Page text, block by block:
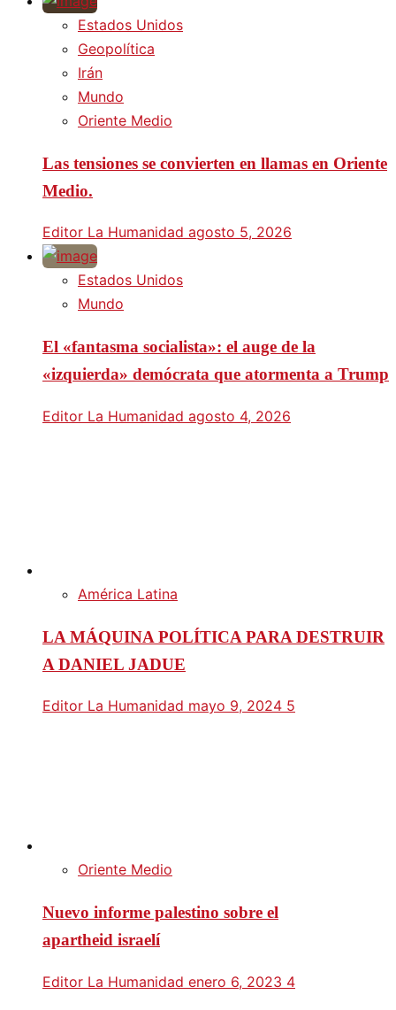
Estados Unidos
Geopolítica
Irán
Mundo
Oriente Medio
Las tensiones se convierten en llamas en Oriente
Medio.
Editor La Humanidad agosto 5, 2026
Estados Unidos
Mundo
El «fantasma socialista»: el auge de la
«izquierda» demócrata que atormenta a Trump
Editor La Humanidad agosto 4, 2026
América Latina
LA MÁQUINA POLÍTICA PARA DESTRUIR
A DANIEL JADUE
Editor La Humanidad mayo 9, 2024 5
Oriente Medio
Nuevo informe palestino sobre el
apartheid israelí
Editor La Humanidad enero 6, 2023 4